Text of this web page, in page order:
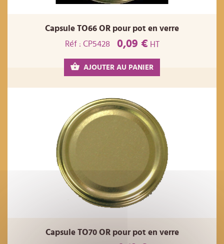
Capsule TO66 OR pour pot en verre
Réf : CP5428
0,09 € HT
AJOUTER AU PANIER
Capsule TO70 OR pour pot en verre